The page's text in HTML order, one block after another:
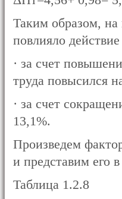
Таким образом, на
повлияло
· за счет
труда повысился
· за счет
13,1%.
Произведем
и представим его
Таблица 1.2.8